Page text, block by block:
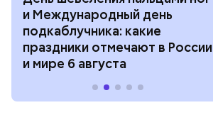
и Международный день
подкаблучника: какие
праздники отмечают в России
и мире 6 августа